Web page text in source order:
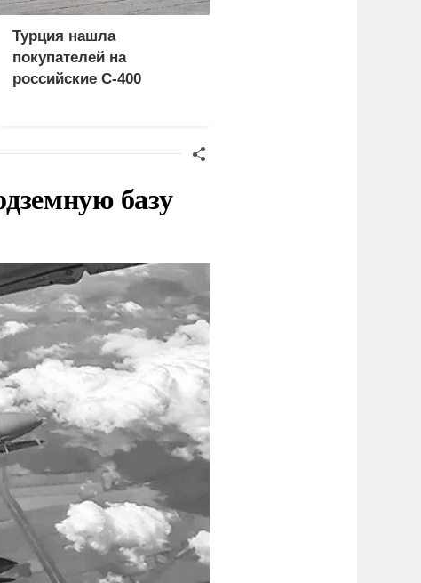
Турция нашла
покупателей на
российские C-400
базу